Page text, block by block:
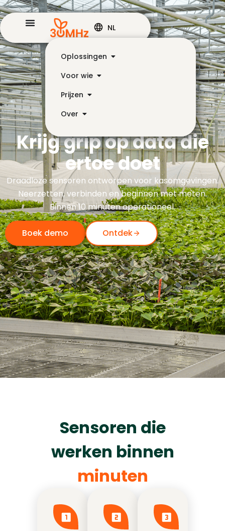
Oplossingen
Voor wie
Prijzen
Over
NL
Krijg grip op data die
ertoe doet
Draadloze sensoren ontworpen voor kasomgevingen.
Neerzetten, verbinden en beginnen met meten.
Binnen 10 minuten operationeel.
Boek demo Ontdek
Sensoren die
werken binnen
minuten